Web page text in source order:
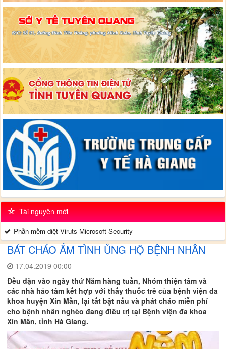
Tài nguyên mới
Phần mềm diệt Viruts Microsoft Security
BÁT CHÁO ẤM TÌNH ỦNG HỘ BỆNH NHÂN
17.04.2019 00:00
Đều đặn vào ngày thứ Năm hàng tuần, Nhóm thiện tâm và
các nhà hảo tâm kết hợp với thấy thuốc trẻ của bệnh viện đa
khoa huyện Xín Mần, lại tất bật nấu và phát cháo miễn phí
cho bệnh nhân nghèo đang điều trị tại Bệnh viện đa khoa
Xín Mần, tỉnh Hà Giang.